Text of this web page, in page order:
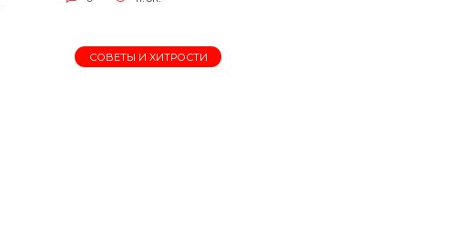
СОВЕТЫ И ХИТРОСТИ